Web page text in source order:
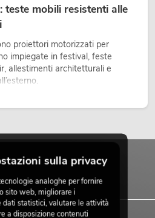
teste mobili resistenti alle
proiettori motorizzati per
impiegate in festival, feste
allestimenti architetturali e
sulla privacy
analoghe per fornire
sito web, migliorare i
dati statistici, valutare le attività
a disposizione contenuti